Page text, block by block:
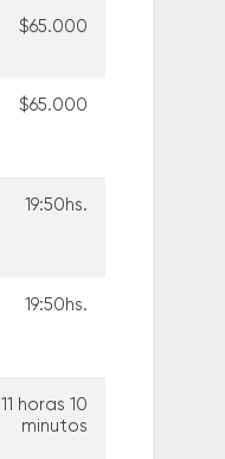
$65.000
$65.000
19:50hs.
19:50hs.
11 horas 10
minutos